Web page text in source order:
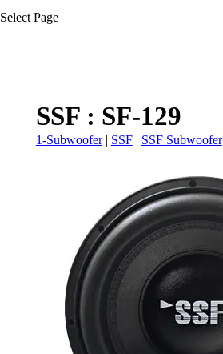
Select Page
SSF : SF-129
1-Subwoofer| SSF| SSF Subwoofer